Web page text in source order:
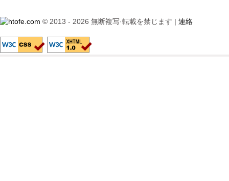
© 2013 - 2026 無断複写·転載を禁じます | 連絡